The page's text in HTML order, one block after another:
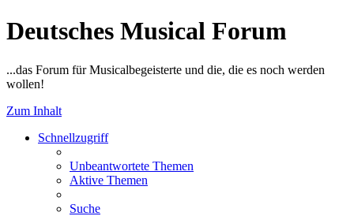
Deutsches Musical Forum
...das Forum für Musicalbegeisterte und die, die es noch werden
wollen!
Zum Inhalt
Schnellzugriff
Unbeantwortete Themen
Aktive Themen
Suche